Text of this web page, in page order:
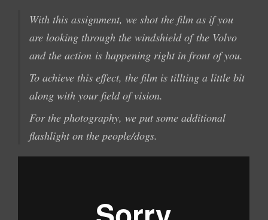
With this assignment, we shot the film as if you
are looking through the windshield of the Volvo
and the action is happening right in front of you.
To achieve this effect, the film istillting a littlebit
along with your field of vision.
For the photography, we put some additional
flashlight on the people/dogs.